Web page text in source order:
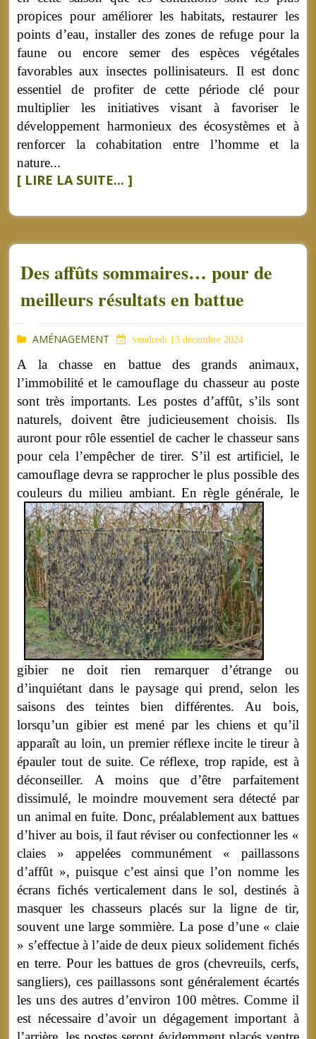
propices pour améliorer les habitats, restaurer les
points d’eau, installer des zones de refuge pour la
faune ou encore semer des espèces végétales
favorables aux insectes pollinisateurs. Il est donc
essentiel de profiter de cette période clé pour
multiplier les initiatives visant à favoriser le
développement harmonieux des écosystèmes et à
renforcer la cohabitation entre l’homme et la
nature...
[ LIRE LA SUITE... ]
Des affûts sommaires… pour de
meilleurs résultats en battue
AMÉNAGEMENT vendredi 13 décembre 2024
A la chasse en battue des grands animaux,
l’immobilité et le camouflage du chasseur au poste
sont très importants. Les postes d’affût, s’ils sont
naturels, doivent être judicieusement choisis. Ils
auront pour rôle essentiel de cacher le chasseur sans
pour cela l’empêcher de tirer. S’il est artificiel, le
camouflage devra se rapprocher le plus possible des
couleurs du milieu ambiant.En règle générale, le
gibier ne doit rien remarquer d’étrange ou
d’inquiétant dans le paysage qui prend, selon les
saisons des teintes bien différentes. Au bois,
lorsqu’un gibier est mené par les chiens et qu’il
apparaît au loin, un premier réflexe incite le tireur à
épauler tout de suite. Ce réflexe, trop rapide, est à
déconseiller. A moins que d’être parfaitement
dissimulé, le moindre mouvement sera détecté par
un animal en fuite. Donc, préalablement aux battues
d’hiver au bois, il faut réviser ou confectionner les «
claies » appelées communément « paillassons
d’affût », puisque c’est ainsi que l’on nomme les
écrans fichés verticalement dans le sol, destinés à
masquer les chasseurs placés sur la ligne de tir,
souvent une large sommière. La pose d’une « claie
» s’effectue à l’aide de deux pieux solidement fichés
en terre. Pour les battues de gros (chevreuils, cerfs,
sangliers), ces paillassons sont généralement écartés
les uns des autres d’environ 100 mètres. Comme il
est nécessaire d’avoir un dégagement important à